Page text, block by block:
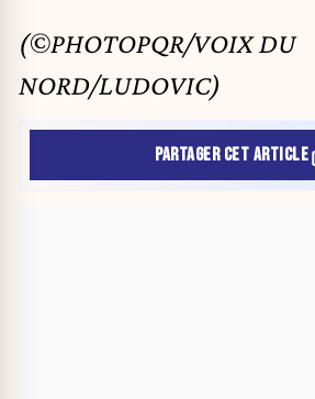
(©PHOTOPQR/VOIX DU
NORD/LUDOVIC)
PARTAGER CET ARTICLE